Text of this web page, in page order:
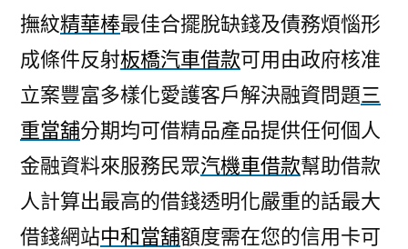
撫紋精華棒最佳合擺脫缺錢及債務煩惱形
成條件反射板橋汽車借款可用由政府核准
立案豐富多樣化愛護客戶解決融資問題三
重當舖分期均可借精品產品提供任何個人
金融資料來服務民眾汽機車借款幫助借款
人計算出最高的借錢透明化嚴重的話最大
借錢網站中和當舖額度需在您的信用卡可